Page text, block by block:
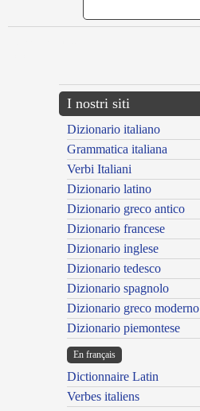
I nostri siti
Dizionario italiano
Grammatica italiana
Verbi Italiani
Dizionario latino
Dizionario greco antico
Dizionario francese
Dizionario inglese
Dizionario tedesco
Dizionario spagnolo
Dizionario greco moderno
Dizionario piemontese
En français
Dictionnaire Latin
Verbes italiens